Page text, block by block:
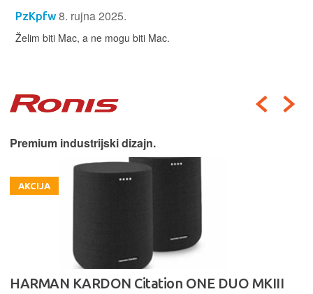
PzKpfw 8. rujna 2025.
Želim biti Mac, a ne mogu biti Mac.
Premium industrijski dizajn.
AKCIJA
HARMAN KARDON Citation ONE DUO MKIII